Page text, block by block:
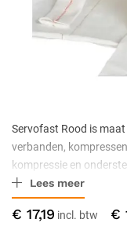
€ 17,19 €
Servofast Rood is
verbanden,
kompressie en
om de flexibiliteit,
verschillende delen van
bewegen. Servofast
Lees meer